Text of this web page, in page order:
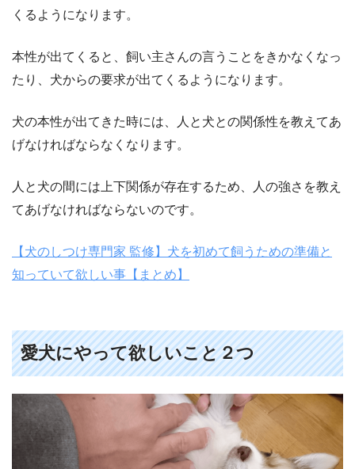
くるようになります。
本性が出てくると、飼い主さんの言うことをきかなくなっ
たり、犬からの要求が出てくるようになります。
犬の本性が出てきた時には、人と犬との関係性を教えてあ
げなければならなくなります。
人と犬の間には上下関係が存在するため、人の強さを教え
てあげなければならないのです。
【犬のしつけ専門家 監修】犬を初めて飼うための準備と
知っていて欲しい事【まとめ】
愛犬にやって欲しいこと２つ